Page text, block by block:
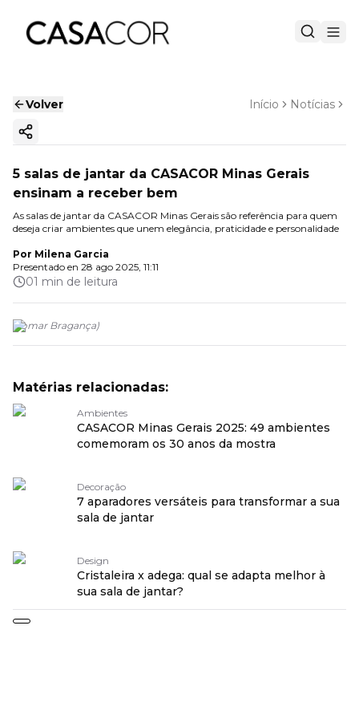
Volver Início Notícias
Copiar enlace
5 salas de jantar da CASACOR Minas Gerais
ensinam a receber bem
As salas de jantar da CASACOR Minas Gerais são referência para quem
deseja criar ambientes que unem elegância, praticidade e personalidade
Por Milena Garcia
Presentado en 28 ago 2025, 11:11
01 min de leitura
(Jomar Bragança)
Matérias relacionadas:
Ambientes
CASACOR Minas Gerais 2025: 49 ambientes
comemoram os 30 anos da mostra
Decoração
7 aparadores versáteis para transformar a sua
sala de jantar
Design
Cristaleira x adega: qual se adapta melhor à
sua sala de jantar?